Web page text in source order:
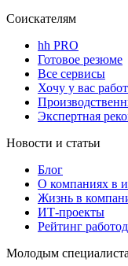
Соискателям
hh PRO
Готовое резюме
Все сервисы
Хочу у вас
Экспертная
Новости и статьи
Блог
О компаниях в
Жизнь в
ИТ-проекты
Рейтинг
Молодым